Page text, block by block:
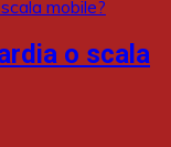
o scala